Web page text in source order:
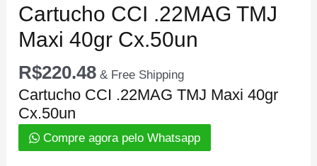
Cartucho CCI .22MAG TMJ
Maxi 40gr Cx.50un
R$220.48 & Free Shipping
Cartucho CCI .22MAG TMJ Maxi 40gr
Cx.50un
Compre agora pelo Whatsapp